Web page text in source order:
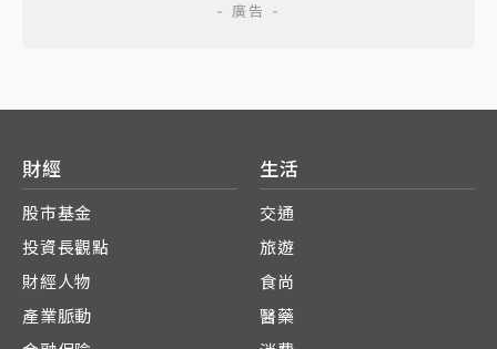
財經
股市基金
投資長觀點
財經人物
產業脈動
生活
交通
旅遊
食尚
醫藥